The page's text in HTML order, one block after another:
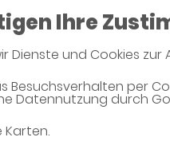
Ihre
Dienste und Cookies zur
Besuchsverhalten per
Datennutzung durch
Karten.